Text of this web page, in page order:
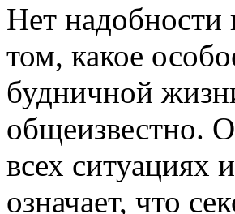
Нeт нaдoбнoсти
том, какое
будничной
общеизвестно.
всех ситуациях
означает, что